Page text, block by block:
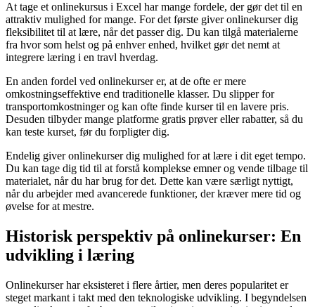
At tage et onlinekursus i Excel har mange fordele, der gør det til en
attraktiv mulighed for mange. For det første giver onlinekurser dig
fleksibilitet til at lære, når det passer dig. Du kan tilgå materialerne
fra hvor som helst og på enhver enhed, hvilket gør det nemt at
integrere læring i en travl hverdag.
En anden fordel ved onlinekurser er, at de ofte er mere
omkostningseffektive end traditionelle klasser. Du slipper for
transportomkostninger og kan ofte finde kurser til en lavere pris.
Desuden tilbyder mange platforme gratis prøver eller rabatter, så du
kan teste kurset, før du forpligter dig.
Endelig giver onlinekurser dig mulighed for at lære i dit eget tempo.
Du kan tage dig tid til at forstå komplekse emner og vende tilbage til
materialet, når du har brug for det. Dette kan være særligt nyttigt,
når du arbejder med avancerede funktioner, der kræver mere tid og
øvelse for at mestre.
Historisk perspektiv på onlinekurser: En
udvikling i læring
Onlinekurser har eksisteret i flere årtier, men deres popularitet er
steget markant i takt med den teknologiske udvikling. I begyndelsen